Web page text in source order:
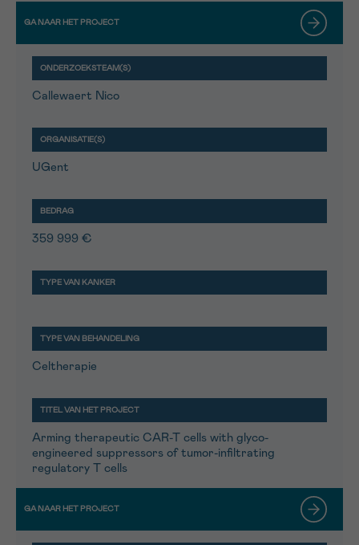
Callewaert Nico
UGent
359 999 €
Celtherapie
Arming therapeutic CAR-T cells with glyco-
engineered suppressors of tumor-infiltrating
regulatory T cells